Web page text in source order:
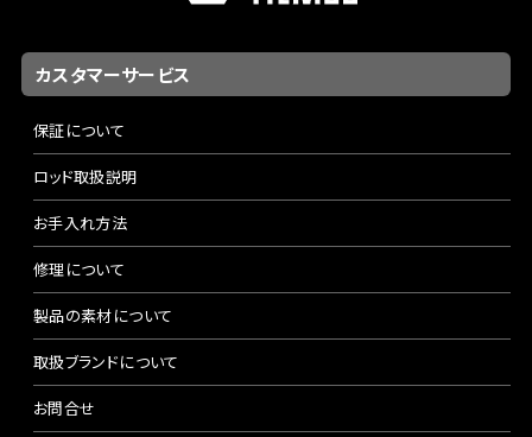
カスタマーサービス
保証について
ロッド取扱説明
お手入れ方法
修理について
製品の素材について
取扱ブランドについて
お問合せ